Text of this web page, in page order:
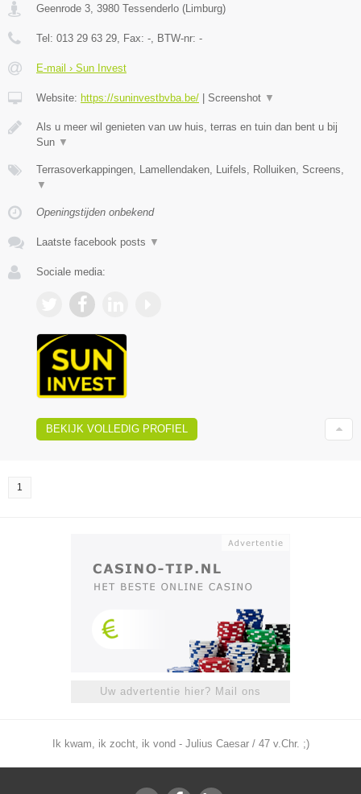
Geenrode 3, 3980 Tessenderlo (Limburg)
Tel: 013 29 63 29, Fax: -, BTW-nr: -
E-mail › Sun Invest
Website: https://suninvestbvba.be/ Screenshot ▼
Als u meer wil genieten van uw huis, terras en tuin dan bent u bij
Sun ▼
Terrasoverkappingen, Lamellendaken, Luifels, Rolluiken, Screens,
▼
Openingstijden onbekend
Laatste facebook posts ▼
Sociale media:
BEKIJK VOLLEDIG PROFIEL
1
Uw advertentie hier? Mail ons
Ik kwam, ik zocht, ik vond - Julius Caesar / 47 v.Chr. ;)